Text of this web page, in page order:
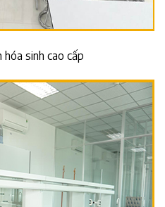
hóa sinh cao cấp